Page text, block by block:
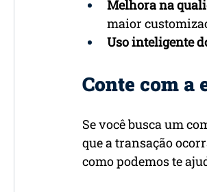
Melhora na
maior
Uso inteligente
Conte com a
Se você busca um
que a transação
como podemos te